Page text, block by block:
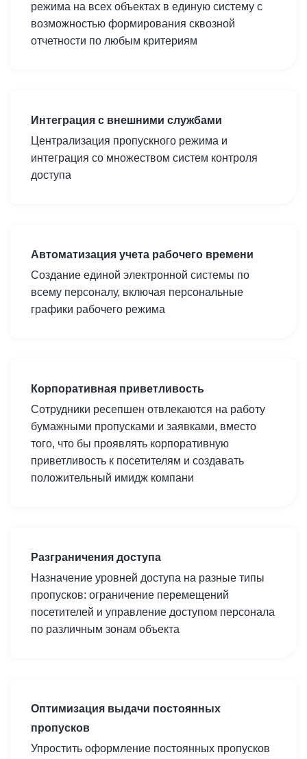
режима на всех объектах в единую систему с
возможностью формирования сквозной
отчетности по любым критериям
Интеграция с внешними службами
Централизация пропускного режима и
интеграция со множеством систем контроля
доступа
Автоматизация учета рабочего времени
Создание единой электронной системы по
всему персоналу, включая персональные
графики рабочего режима
Корпоративная приветливость
Сотрудники ресепшен отвлекаются на работу
бумажными пропусками и заявками, вместо
того, что бы проявлять корпоративную
приветливость к посетителям и создавать
положительный имидж компани
Разграничения доступа
Назначение уровней доступа на разные типы
пропусков: ограничение перемещений
посетителей и управление доступом персонала
по различным зонам объекта
Оптимизация выдачи постоянных
пропусков
Упростить оформление постоянных пропусков